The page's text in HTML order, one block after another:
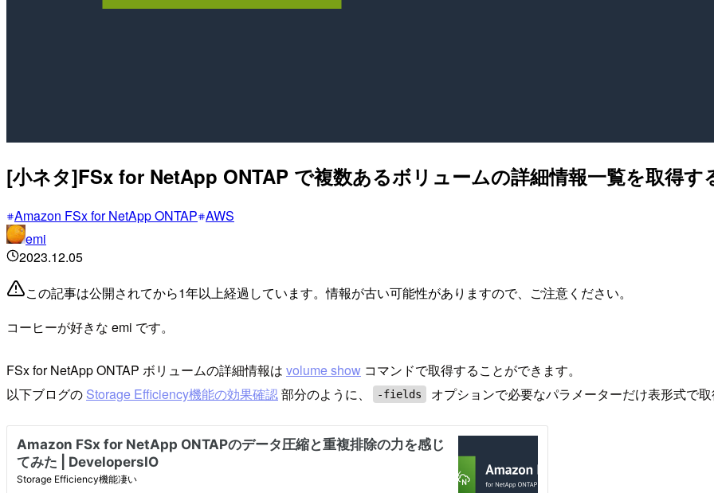
[小ネタ]FSx for NetApp ONTAP で複数あるボリュームの詳細情報一覧を取得す
Amazon FSx for NetApp ONTAP AWS
emi
2023.12.05
この記事は公開されてから1年以上経過しています。情報が古い可能性がありますので、ご注意ください。
コーヒーが好きな emi です。
FSx for NetApp ONTAP ボリュームの詳細情報は volume show コマンドで取得することができます。
以下ブログの Storage Efficiency機能の効果確認部分のように、 -fields オプションで必要なパラメーターだけ表形式で